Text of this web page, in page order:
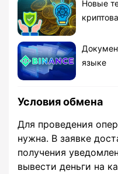
Новые
языке
Условия обмена
Для проведения
нужна. В заявке
получения
вывести деньги на